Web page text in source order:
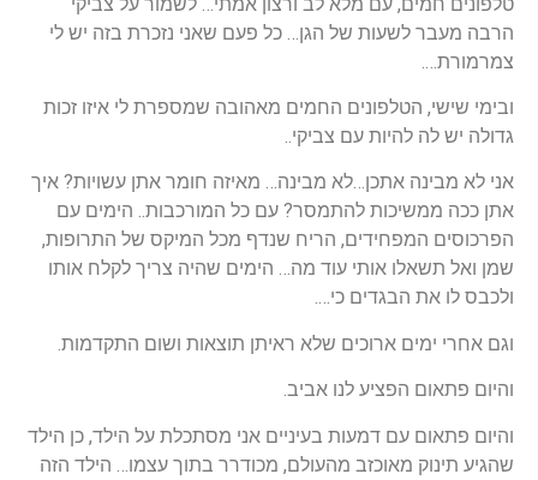
הרבה מעבר לשעות של הגן… כל פעם שאני נזכרת בזה יש לי
צמרמורת….
ובימי שישי, הטלפונים החמים מאהובה שמספרת לי איזו זכות
גדולה יש לה להיות עם צביקי..
אני לא מבינה אתכן…לא מבינה… מאיזה חומר אתן עשויות? איך
אתן ככה ממשיכות להתמסר? עם כל המורכבות.. הימים עם
הפרכוסים המפחידים, הריח שנדף מכל המיקס של התרופות,
שמן ואל תשאלו אותי עוד מה… הימים שהיה צריך לקלח אותו
ולכבס לו את הבגדים כי….
וגם אחרי ימים ארוכים שלא ראיתן תוצאות ושום התקדמות.
והיום פתאום הפציע לנו אביב.
והיום פתאום עם דמעות בעיניים אני מסתכלת על הילד, כן הילד
שהגיע תינוק מאוכזב מהעולם, מכודרר בתוך עצמו… הילד הזה